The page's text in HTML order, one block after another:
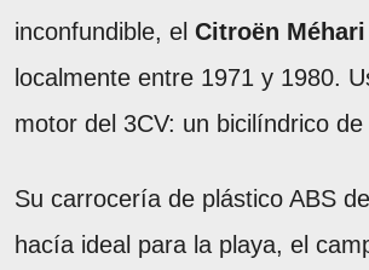
inconfundible, el Citroën Méhari
localmente entre 1971 y 1980.
motor del 3CV: un bicilíndrico de
Su carrocería de plástico ABS
hacía ideal para la playa, el